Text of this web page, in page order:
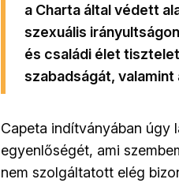
a Charta által védett
szexuális
és családi élet
szabadságát,
Capeta indítványában úgy
egyenlőségét, ami
nem szolgáltatott elég